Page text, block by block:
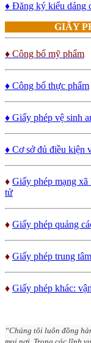
♦ Đăng ký kiểu dáng
GIẤY
♦ Công bố mỹ phẩm
♦ Công bố thực phẩm
♦ Giấy phép vệ sinh
♦ Cơ sở đủ điều kiện
♦ Giấy phép mạng
tử
♦ Giấy phép quảng
♦ Giấy phép trung
♦ Giấy phép khác:
“Chúng tôi luôn đồng